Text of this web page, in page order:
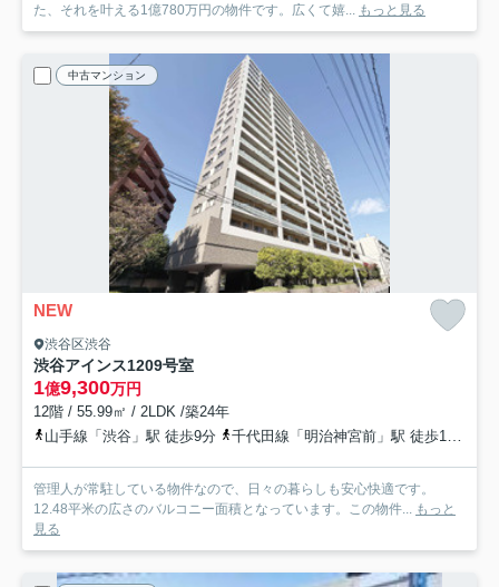
た、それを叶える1億780万円の物件です。広くて嬉... もっと見る
中古マンション
NEW
渋谷区渋谷
渋谷アインス1209号室
1億9,300万円
12階 / 55.99㎡ / 2LDK /築24年
山手線「渋谷」駅 徒歩9分
千代田線「明治神宮前」駅 徒歩10分
管理人が常駐している物件なので、日々の暮らしも安心快適です。
12.48平米の広さのバルコニー面積となっています。この物件... もっと
見る